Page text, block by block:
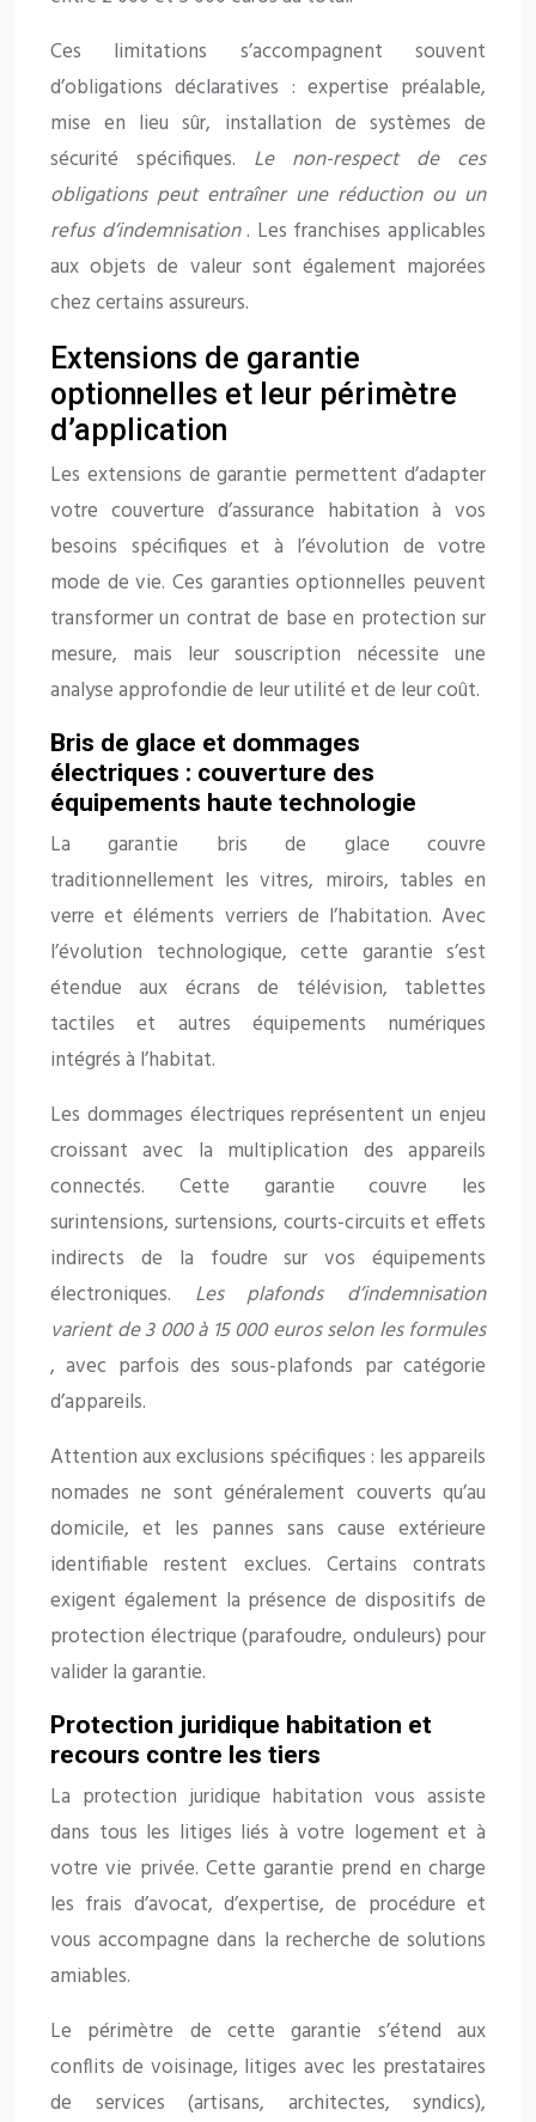
Ces limitations s’accompagnent souvent
d’obligations déclaratives : expertise préalable,
mise en lieu sûr, installation de systèmes de
sécurité spécifiques. Le non-respect de ces
obligations peut entraîner une réduction ou un
refus d’indemnisation. Les franchises applicables
aux objets de valeur sont également majorées
chez certains assureurs.
Extensions de garantie
optionnelles et leur périmètre
d’application
Les extensions de garantie permettent d’adapter
votre couverture d’assurance habitation à vos
besoins spécifiques et à l’évolution de votre
mode de vie. Ces garanties optionnelles peuvent
transformer un contrat de base en protection sur
mesure, mais leur souscription nécessite une
analyse approfondie de leur utilité et de leur coût.
Bris de glace et dommages
électriques : couverture des
équipements haute technologie
La garantie bris de glace couvre
traditionnellement les vitres, miroirs, tables en
verre et éléments verriers de l’habitation. Avec
l’évolution technologique, cette garantie s’est
étendue aux écrans de télévision, tablettes
tactiles et autres équipements numériques
intégrés à l’habitat.
Les dommages électriques représentent un enjeu
croissant avec la multiplication des appareils
connectés. Cette garantie couvre les
surintensions, surtensions, courts-circuits et effets
indirects de la foudre sur vos équipements
électroniques. Les plafonds d’indemnisation
varient de 3 000 à 15 000 euros selon les formules
, avec parfois des sous-plafonds par catégorie
d’appareils.
Attention aux exclusions spécifiques : les appareils
nomades ne sont généralement couverts qu’au
domicile, et les pannes sans cause extérieure
identifiable restent exclues. Certains contrats
exigent également la présence de dispositifs de
protection électrique (parafoudre, onduleurs) pour
valider la garantie.
Protection juridique habitation et
recours contre les tiers
La protection juridique habitation vous assiste
dans tous les litiges liés à votre logement et à
votre vie privée. Cette garantie prend en charge
les frais d’avocat, d’expertise, de procédure et
vous accompagne dans la recherche de solutions
amiables.
Le périmètre de cette garantie s’étend aux
conflits de voisinage, litiges avec les prestataires
de services (artisans, architectes, syndics),